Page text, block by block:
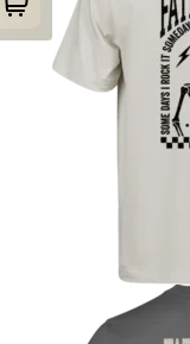
Tilføj til kurv